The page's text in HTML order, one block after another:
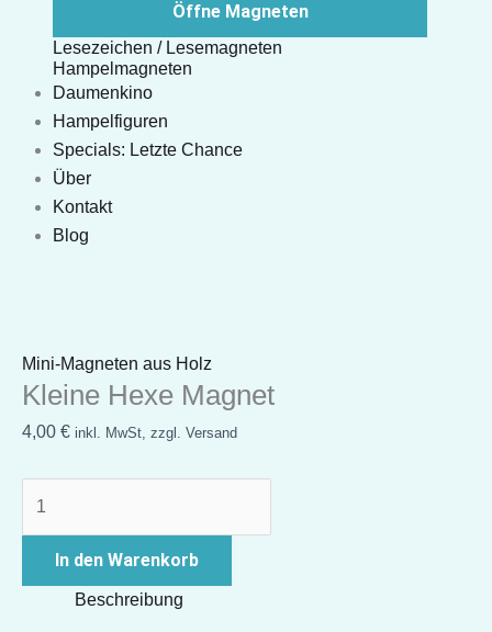
Öffne Magneten
Lesezeichen / Lesemagneten
Hampelmagneten
Daumenkino
Hampelfiguren
Specials: Letzte Chance
Über
Kontakt
Blog
Mini-Magneten aus Holz
Kleine Hexe Magnet
4,00 € inkl. MwSt, zzgl. Versand
In den Warenkorb
Beschreibung